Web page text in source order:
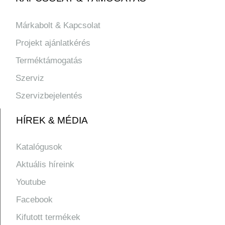
Márkabolt & Kapcsolat
Projekt ajánlatkérés
Terméktámogatás
Szerviz
Szervizbejelentés
HÍREK & MÉDIA
Katalógusok
Aktuális híreink
Youtube
Facebook
Kifutott termékek